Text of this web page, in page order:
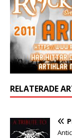
RELATERADE